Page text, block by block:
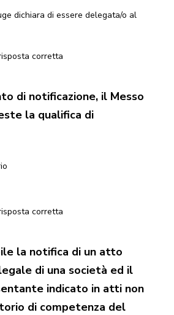
dichiara di essere delegata/o al
corretta
di notificazione, il Messo
la qualifica di
corretta
la notifica di un atto
di una società ed il
indicato in atti non
di competenza del